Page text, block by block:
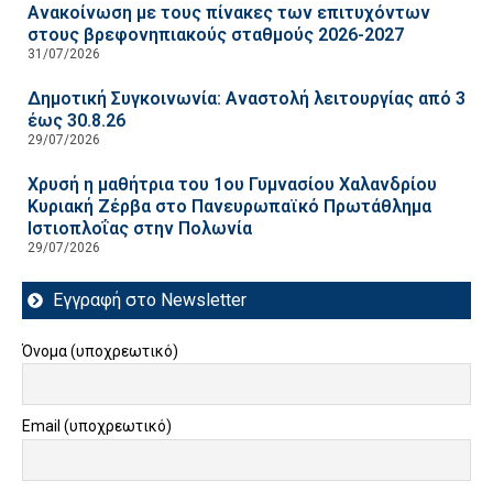
Ανακοίνωση με τους πίνακες των επιτυχόντων
στους βρεφονηπιακούς σταθμούς 2026-2027
31/07/2026
Δημοτική Συγκοινωνία: Αναστολή λειτουργίας από 3
έως 30.8.26
29/07/2026
Χρυσή η μαθήτρια του 1ου Γυμνασίου Χαλανδρίου
Κυριακή Ζέρβα στο Πανευρωπαϊκό Πρωτάθλημα
Ιστιοπλοΐας στην Πολωνία
29/07/2026
Εγγραφή στο Newsletter
Όνομα (υποχρεωτικό)
Email (υποχρεωτικό)